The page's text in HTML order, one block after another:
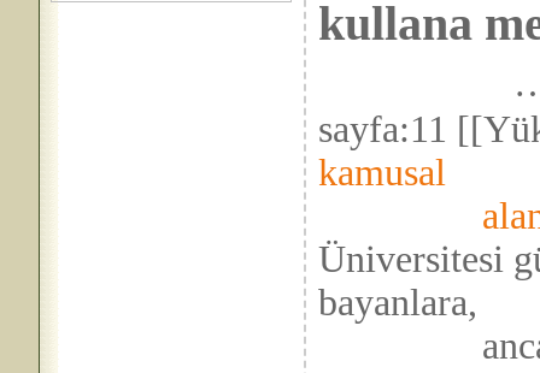
kullana
sayfa:11
kamusal
Üniversitesi
bayanlara,
ancak